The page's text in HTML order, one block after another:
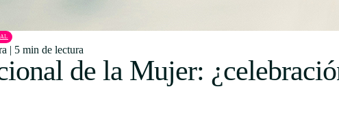
| 5 min de lectura
de la Mujer: